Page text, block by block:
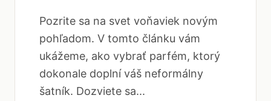
Pozrite sa na svet voňaviek novým
pohľadom. V tomto článku vám
ukážeme, ako vybrať parfém, ktorý
dokonale doplní váš neformálny
šatník. Dozviete sa...